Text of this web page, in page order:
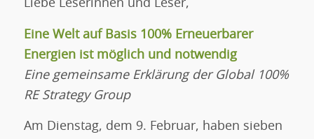
Liebe Leserinnen und Leser,
Eine Welt auf Basis 100% Erneuerbarer
Energien ist möglich und notwendig
Eine gemeinsame Erklärung der Global 100%
RE Strategy Group
Am Dienstag, dem 9. Februar, haben sieben